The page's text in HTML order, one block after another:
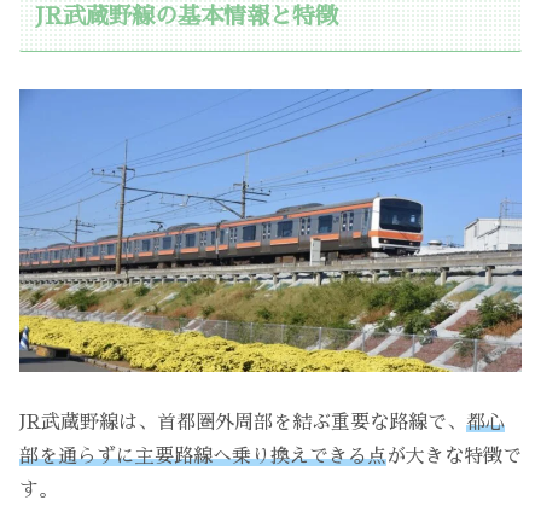
JR武蔵野線の基本情報と特徴
JR武蔵野線は、首都圏外周部を結ぶ重要な路線で、 都心
部を通らずに主要路線へ乗り換えできる点が大きな特徴で
す。